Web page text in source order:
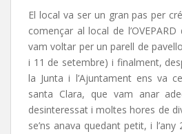
El local va ser un gran pas per
començar al local de
vam voltar per un parell de
i 11 de setembre) i finalment,
la Junta i l’Ajuntament ens va
santa Clara, que vam anar
desinteressat i moltes hores de
se’ns anava quedant petit, i